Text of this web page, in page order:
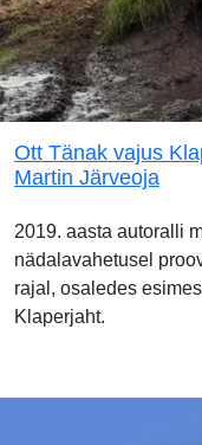
Ott Tänak vajus
Martin Järveoja
2019. aasta autoralli
nädalavahetusel
rajal, osaledes
Klaperjaht.